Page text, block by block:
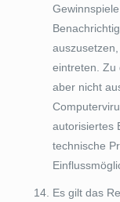
eintreten. Zu
aber nicht
autorisiertes
technische
Es gilt das